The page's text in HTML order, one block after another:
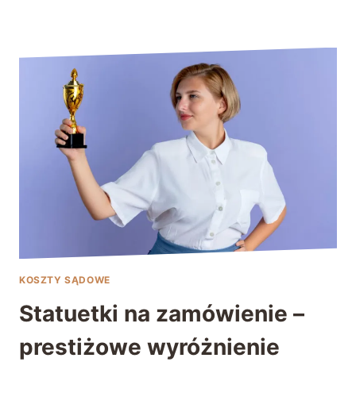
KOSZTY SĄDOWE
Statuetki na zamówienie –
prestiżowe wyróżnienie